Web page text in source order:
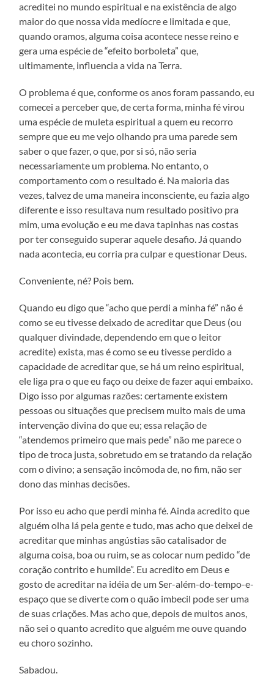
acreditei no mundo espiritual e na existência de algo
maior do que nossa vida medíocre e limitada e que,
quando oramos, alguma coisa acontece nesse reino e
gera uma espécie de “efeito borboleta” que,
ultimamente, influencia a vida na Terra.
O problema é que, conforme os anos foram passando, eu
comecei a perceber que, de certa forma, minha fé virou
uma espécie de muleta espiritual a quem eu recorro
sempre que eu me vejo olhando pra uma parede sem
saber o que fazer, o que, por si só, não seria
necessariamente um problema. No entanto, o
comportamento com o resultado é. Na maioria das
vezes, talvez de uma maneira inconsciente, eu fazia algo
diferente e isso resultava num resultado positivo pra
mim, uma evolução e eu me dava tapinhas nas costas
por ter conseguido superar aquele desafio. Já quando
nada acontecia, eu corria pra culpar e questionar Deus.
Conveniente, né? Pois bem.
Quando eu digo que “acho que perdi a minha fé” não é
como se eu tivesse deixado de acreditar que Deus (ou
qualquer divindade, dependendo em que o leitor
acredite) exista, mas é como se eu tivesse perdido a
capacidade de acreditar que, se há um reino espiritual,
ele liga pra o que eu faço ou deixe de fazer aqui embaixo.
Digo isso por algumas razões: certamente existem
pessoas ou situações que precisem muito mais de uma
intervenção divina do que eu; essa relação de
“atendemos primeiro que mais pede” não me parece o
tipo de troca justa, sobretudo em se tratando da relação
com o divino; a sensação incômoda de, no fim, não ser
dono das minhas decisões.
Por isso eu acho que perdi minha fé. Ainda acredito que
alguém olha lá pela gente e tudo, mas acho que deixei de
acreditar que minhas angústias são catalisador de
alguma coisa, boa ou ruim, se as colocar num pedido “de
coração contrito e humilde”. Eu acredito em Deus e
gosto de acreditar na idéia de um Ser-além-do-tempo-e-
espaço que se diverte com o quão imbecil pode ser uma
de suas criações. Mas acho que, depois de muitos anos,
não sei o quanto acredito que alguém me ouve quando
eu choro sozinho.
Sabadou.